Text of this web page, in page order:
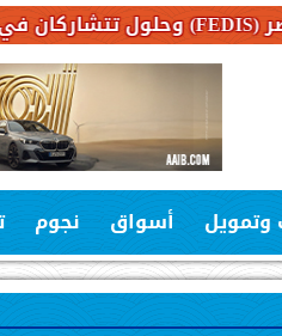
وتمويل أسواق نجوم